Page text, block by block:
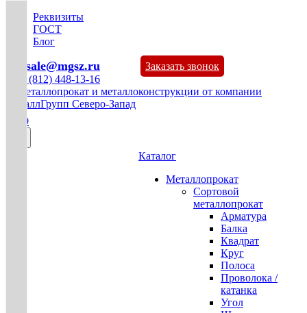
Реквизиты
ГОСТ
Блог
mg-sale@mgsz.ru
Заказать звонок
+7 (812) 448-13-16
0
Каталог
Металлопрокат
Сортовой
металлопрокат
Арматура
Балка
Квадрат
Круг
Полоса
Проволока /
катанка
Угол